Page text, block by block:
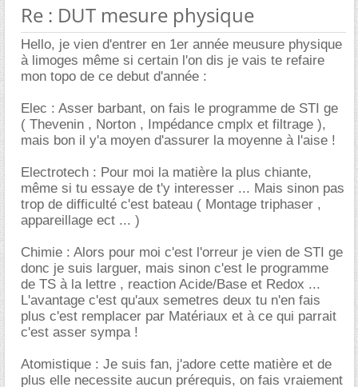
Re : DUT mesure physique
Hello, je vien d'entrer en 1er année meusure physique
à limoges même si certain l'on dis je vais te refaire
mon topo de ce debut d'année :
Elec : Asser barbant, on fais le programme de STI ge
( Thevenin , Norton , Impédance cmplx et filtrage ),
mais bon il y'a moyen d'assurer la moyenne à l'aise !
Electrotech : Pour moi la matière la plus chiante,
même si tu essaye de t'y interesser ... Mais sinon pas
trop de difficulté c'est bateau ( Montage triphaser ,
appareillage ect ... )
Chimie : Alors pour moi c'est l'orreur je vien de STI ge
donc je suis larguer, mais sinon c'est le programme
de TS à la lettre , reaction Acide/Base et Redox ...
L'avantage c'est qu'aux semetres deux tu n'en fais
plus c'est remplacer par Matériaux et à ce qui parrait
c'est asser sympa !
Atomistique : Je suis fan, j'adore cette matière et de
plus elle necessite aucun prérequis, on fais vraiement